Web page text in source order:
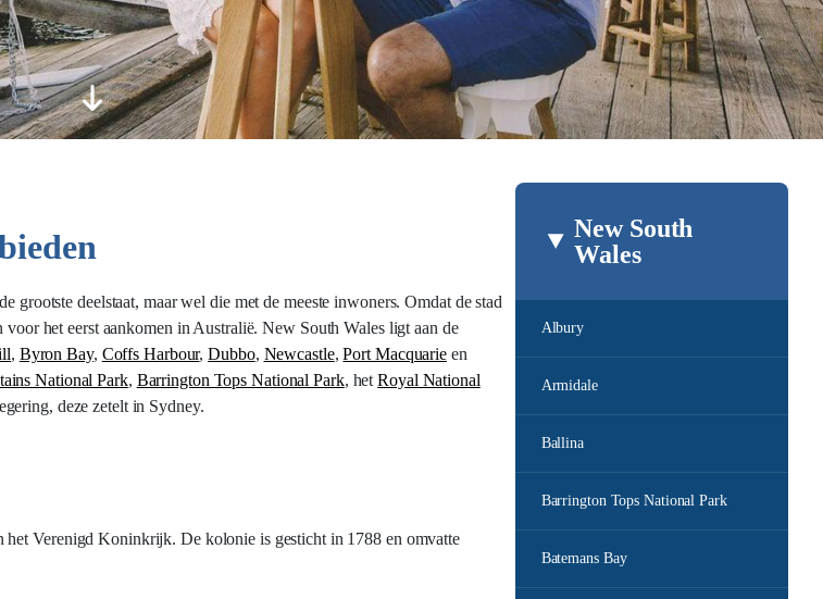
New South
Wales
Albury
Armidale
Ballina
Barrington Tops National Park
Batemans Bay
grootste deelstaat, maar wel die met de meeste inwoners. Omdat de stad
het eerst aankomen in Australië. New South Wales ligt aan de
, Byron Bay, Coffs Harbour,Dubbo, Newcastle,Port Macquarie en
National Park, Barrington Tops National Park, hetRoyal National
deze zetelt in Sydney.
Verenigd Koninkrijk. De kolonie is gesticht in 1788 en omvatte